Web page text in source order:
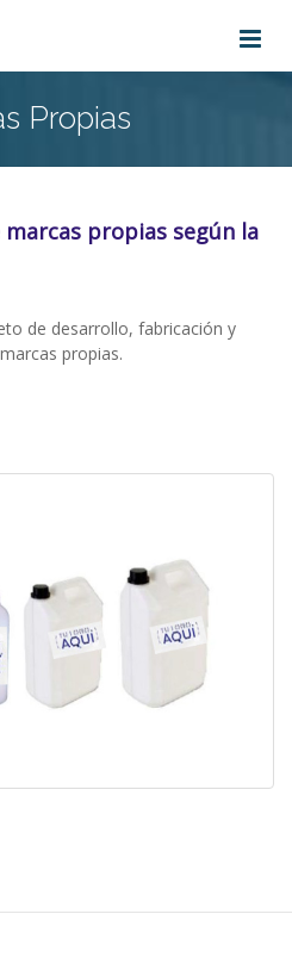
Propias
propias según la
de desarrollo, fabricación y
propias.